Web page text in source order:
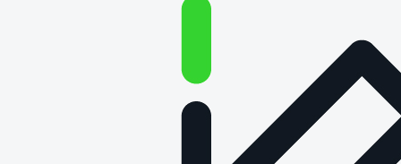
Eksperci Łukasiewicz – PIT na
Local Trends – Europejskim
Forum Samorządowym